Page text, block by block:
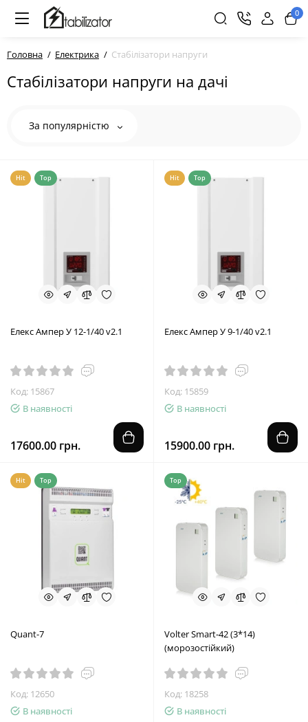
0
Головна Електрика Стабілізатори напруги
Стабілізатори напруги на дачі
За популярністю
Hit Top
Елекс Ампер У 12-1/40 v2.1
Код: 15867
В наявності
17600.00 грн.
Hit Top
Елекс Ампер У 9-1/40 v2.1
Код: 15859
В наявності
15900.00 грн.
Hit Top
Quant-7
Код: 12650
В наявності
Top
Volter Smart-42 (3*14)
(морозостійкий)
Код: 18258
В наявності